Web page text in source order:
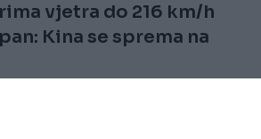
vjetra do 216 km/h
Kina se sprema na